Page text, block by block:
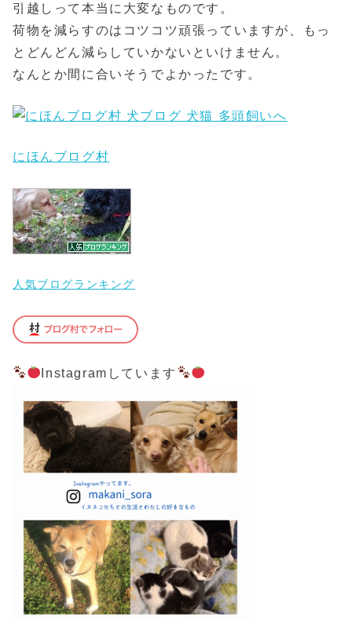
引越しって本当に大変なものです。
荷物を減らすのはコツコツ頑張っていますが、もっ
とどんどん減らしていかないといけません。
なんとか間に合いそうでよかったです。
にほんブログ村
人気ブログランキング
Instagramしています